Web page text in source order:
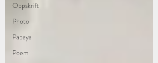
Oppskrift
Photo
Papaya
Poem